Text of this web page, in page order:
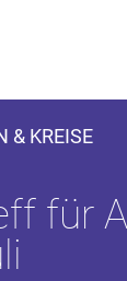
& KREISE
für